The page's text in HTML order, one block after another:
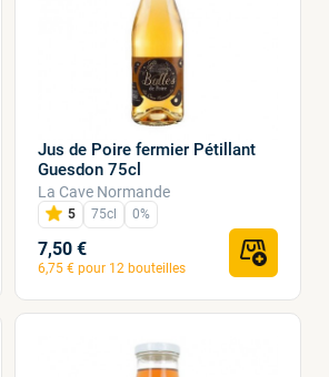
Jus de Poire fermier Pétillant
Guesdon 75cl
La Cave Normande
5 75cl 0%
7,50 €
6,75 € pour 12 bouteilles